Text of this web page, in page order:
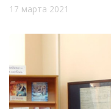
17 марта 2021